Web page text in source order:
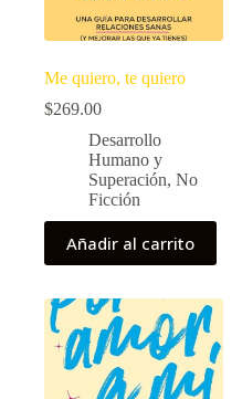
Me quiero, te quiero
$269.00
Desarrollo
Humano y
Superación, No
Ficción
Añadir al carrito